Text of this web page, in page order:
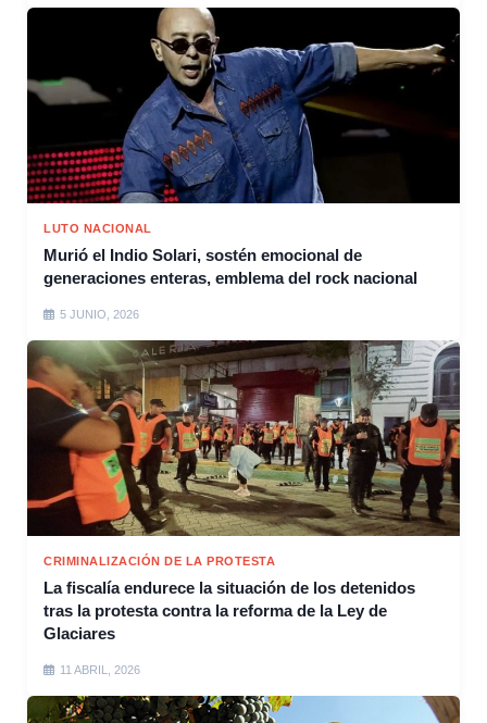
LUTO NACIONAL
Murió el Indio Solari, sostén emocional de
generaciones enteras, emblema del rock nacional
5 JUNIO, 2026
CRIMINALIZACIÓN DE LA PROTESTA
La fiscalía endurece la situación de los detenidos
tras la protesta contra la reforma de la Ley de
Glaciares
11 ABRIL, 2026